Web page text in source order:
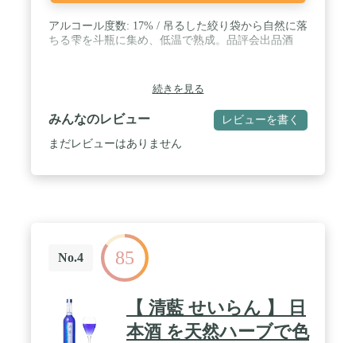
アルコール度数: 17% / 吊るした絞り袋から自然に落
ちる雫を斗瓶に集め、低温で熟成。品評会出品酒
続きを見る
みんなのレビュー レビューを書く
まだレビューはありません
No.4 85
【 清藍 せいらん 】 日
本酒 を天然ハーブで色